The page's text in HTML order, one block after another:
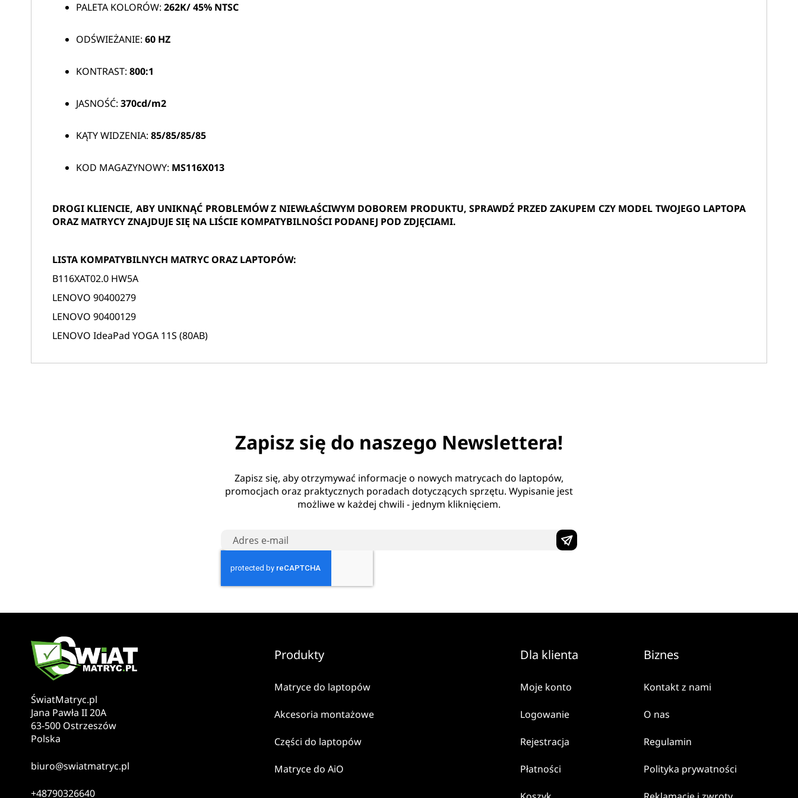
PALETA KOLORÓW: 262K/45% NTSC
ODŚWIEŻANIE: 60 HZ
KONTRAST: 800:1
JASNOŚĆ: 370cd/m2
KĄTY WIDZENIA: 85/85/85/85
KOD MAGAZYNOWY: MS116X013
DROGI KLIENCIE, ABY UNIKNĄĆ PROBLEMÓW Z NIEWŁAŚCIWYM DOBOREM PRODUKTU, SPRAWDŹ PRZED ZAKUPEM CZY MODEL TWOJEGO LAPTOPA
ORAZ MATRYCY ZNAJDUJE SIĘ NA LIŚCIE KOMPATYBILNOŚCI PODANEJ POD ZDJĘCIAMI.
LISTA KOMPATYBILNYCH MATRYC ORAZ LAPTOPÓW:
B116XAT02.0 HW5A
LENOVO 90400279
LENOVO 90400129
LENOVO IdeaPad YOGA 11S (80AB)
Zapisz się do naszego Newslettera!
Zapisz się, aby otrzymywać informacje o nowych matrycach do laptopów,
promocjach oraz praktycznych poradach dotyczących sprzętu. Wypisanie jest
możliwe w każdej chwili - jednym kliknięciem.
ŚwiatMatryc.pl
Jana Pawła II 20A
63-500 Ostrzeszów
Polska
biuro@swiatmatryc.pl
+48790326640
Produkty
Matryce do laptopów
Akcesoria montażowe
Części do laptopów
Matryce do AiO
Dla klienta
Moje konto
Logowanie
Rejestracja
Płatności
Biznes
Kontakt z nami
O nas
Regulamin
Polityka prywatności